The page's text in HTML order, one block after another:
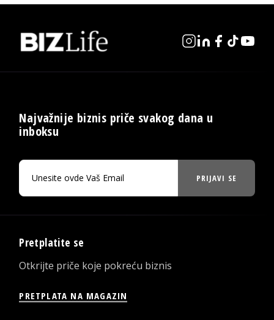
Najvažnije biznis priče svakog dana u
inboksu
PRIJAVI SE
Pretplatite se
Otkrijte priče koje pokreću biznis
PRETPLATA NA MAGAZIN